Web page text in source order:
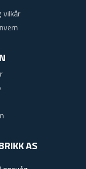
vilkår
AS